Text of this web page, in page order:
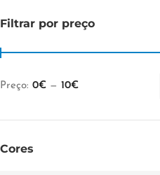
Filtrar por preço
Preço: 0€ — 10€
Cores